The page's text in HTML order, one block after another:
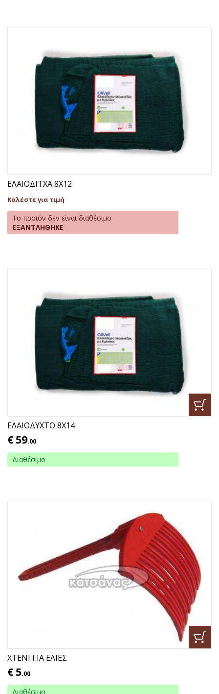
ΕΛΑΙΟΔΙΤΧΑ 8Χ12
Καλέστε για τιμή
Το προϊόν δεν είναι διαθέσιμο
ΕΞΑΝΤΛΗΘΗΚΕ
ΕΛΑΙΟΔΥΧΤΟ 8Χ14
€ 59.00
Διαθέσιμο
ΧΤΕΝΙ ΓΙΑ ΕΛΙΕΣ
€ 5.00
Διαθέσιμο